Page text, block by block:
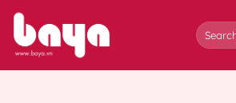
Chuyển
nội
dung